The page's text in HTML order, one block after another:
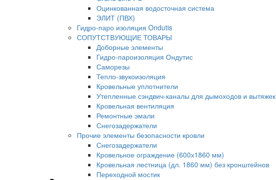
Оцинкованная водосточная система
ЭЛИТ (ПВХ)
Гидро-паро изоляция Ondutis
СОПУТСТВУЮЩИЕ ТОВАРЫ
Доборные элементы
Гидро-пароизоляция Ондутис
Саморезы
Тепло-звукоизоляция
Кровельные уплотнители
Утепленные сэндвич-каналы для дымоходов и вытяжек
Кровельная вентиляция
Ремонтные эмали
Снегозадержатели
Прочие элементы безопасности кровли
Снегозадержатели
Кровельное ограждение (600х1860 мм)
Кровельная лестница (дл. 1860 мм) без кронштейнов
Переходной мостик